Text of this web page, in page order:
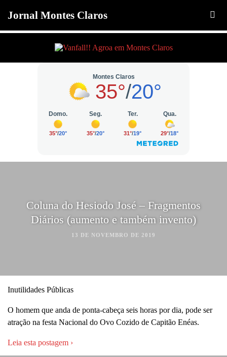
Jornal Montes Claros
Coluna do Hesiodo José – Fragmentos
Diários (aumento e também invento)
13 DE NOVEMBRO DE 2019
Inutilidades Públicas
O homem que anda de ponta-cabeça seis horas por dia, pode ser
atração na festa Nacional do Ovo Cozido de Capitão Enéas.
Leia esta postagem ›